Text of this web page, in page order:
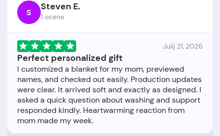
S Steven E.
1 ocene
Julij 21, 2026
Perfect personalized gift
I customized a blanket for my mom, previewed
names, and checked out easily. Production updates
were clear. It arrived soft and exactly as designed. I
asked a quick question about washing and support
responded kindly. Heartwarming reaction from